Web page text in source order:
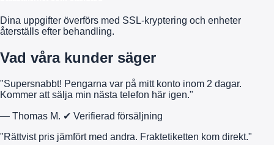
Dina uppgifter överförs med SSL-kryptering och enheter
återställs efter behandling.
Vad våra kunder säger
"Supersnabbt! Pengarna var på mitt konto inom 2 dagar.
Kommer att sälja min nästa telefon här igen."
— Thomas M. ✔ Verifierad försäljning
"Rättvist pris jämfört med andra. Fraktetiketten kom direkt."